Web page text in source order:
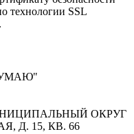
технологии SSL
ОКРУГ
Д. 15, КВ. 66